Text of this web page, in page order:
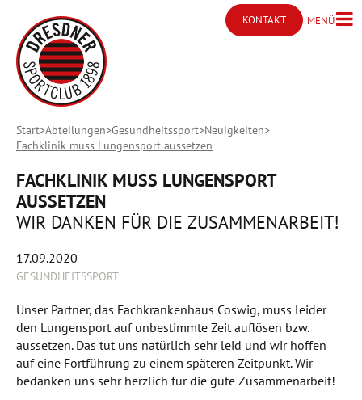
KONTAKT
Kontakt öffnen
MENÜMenü
Start Abteilungen Gesundheitssport Neuigkeiten
Fachklinik muss Lungensport aussetzen
FACHKLINIK MUSS LUNGENSPORT
AUSSETZEN
WIR DANKEN FÜR DIE ZUSAMMENARBEIT!
17.09.2020
GESUNDHEITSSPORT
Unser Partner, das Fachkrankenhaus Coswig, muss leider
den Lungensport auf unbestimmte Zeit auflösen bzw.
aussetzen. Das tut uns natürlich sehr leid und wir hoffen
auf eine Fortführung zu einem späteren Zeitpunkt. Wir
bedanken uns sehr herzlich für die gute Zusammenarbeit!